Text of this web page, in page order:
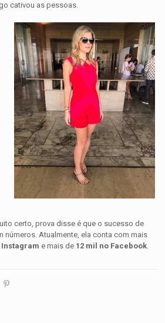
cativou as pessoas.
certo, prova disse é que o sucesso de
números. Atualmente, ela conta com mais
e mais de 12 mil no Facebook.